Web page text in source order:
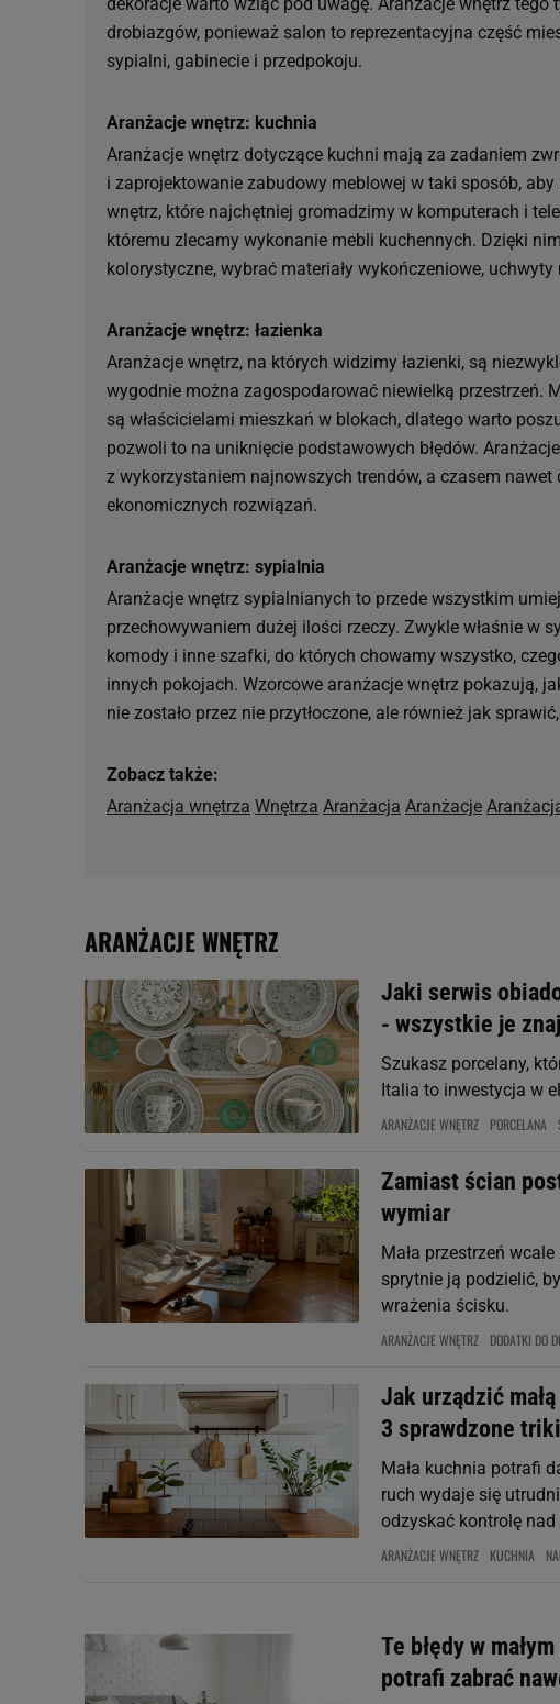
drobiazgów, ponieważ salon to reprezentacyjna część
sypialni, gabinecie i przedpokoju.
Aranżacje wnętrz: kuchnia
Aranżacje wnętrz dotyczące kuchni mają za zadaniem
i zaprojektowanie zabudowy meblowej w taki sposób,
wnętrz, które najchętniej gromadzimy w komputerach i
któremu zlecamy wykonanie mebli kuchennych. Dzięki
kolorystyczne, wybrać materiały wykończeniowe,
Aranżacje wnętrz: łazienka
Aranżacje wnętrz, na których widzimy łazienki, są
wygodnie można zagospodarować niewielką przestrzeń.
są właścicielami mieszkań w blokach, dlatego warto
pozwoli to na uniknięcie podstawowych błędów.
z wykorzystaniem najnowszych trendów, a czasem
ekonomicznych rozwiązań.
Aranżacje wnętrz: sypialnia
Aranżacje wnętrz sypialnianych to przede wszystkim
przechowywaniem dużej ilości rzeczy. Zwykle właśnie w
komody i inne szafki, do których chowamy wszystko,
innych pokojach. Wzorcowe aranżacje wnętrz pokazują,
nie zostało przez nie przytłoczone, ale również jak
Zobacz także:
Aranżacja wnętrza Wnętrza Aranżacja Aranżacje
ARANŻACJE WNĘTRZ
Jaki serwis
- wszystkie je
Szukasz porcelany,
Italia to inwestycja w
ARANŻACJE WNĘTRZ PORCELANA
Zamiast ścian
wymiar
Mała przestrzeń
sprytnie ją podzielić,
wrażenia ścisku.
ARANŻACJE WNĘTRZ DODATKI DO
Jak urządzić
3 sprawdzone triki
Mała kuchnia potrafi
ruch wydaje się
odzyskać kontrolę nad
ARANŻACJE WNĘTRZ KUCHNIA
Te błędy w
potrafi zabrać